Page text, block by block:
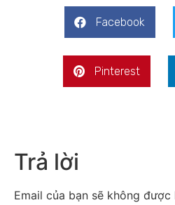
Facebook
Pinterest
Trả lời
Email của bạn sẽ không